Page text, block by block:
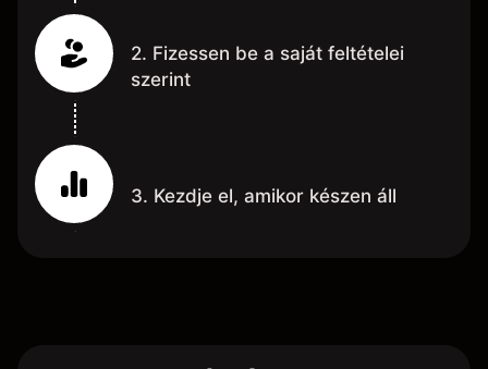
2. Fizessen be a saját feltételei
szerint
3. Kezdje el, amikor készen áll